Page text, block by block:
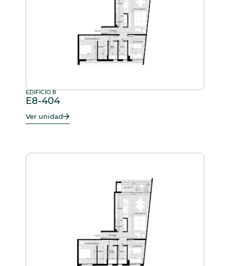
EDIFICIO 8
E8-404
Ver unidad